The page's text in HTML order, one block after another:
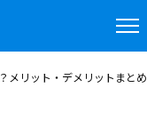
メリット・デメリットまとめ